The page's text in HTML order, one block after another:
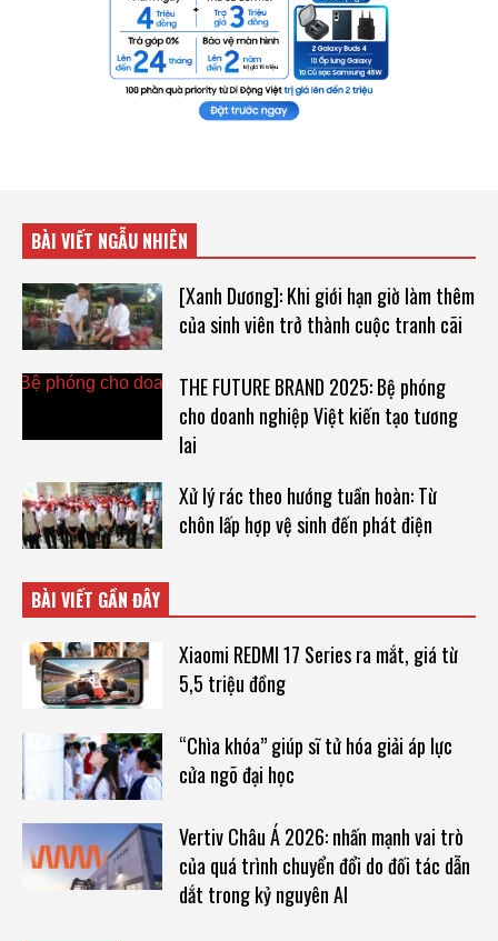
BÀI VIẾT NGẪU NHIÊN
[Xanh Dương]: Khi giới hạn giờ làm thêm
của sinh viên trở thành cuộc tranh cãi
THE FUTURE BRAND 2025: Bệ phóng
cho doanh nghiệp Việt kiến tạo tương
lai
Xử lý rác theo hướng tuần hoàn: Từ
chôn lấp hợp vệ sinh đến phát điện
BÀI VIẾT GẦN ĐÂY
Xiaomi REDMI 17 Series ra mắt, giá từ
5,5 triệu đồng
“Chìa khóa” giúp sĩ tử hóa giải áp lực
cửa ngõ đại học
Vertiv Châu Á 2026: nhấn mạnh vai trò
của quá trình chuyển đổi do đối tác dẫn
dắt trong kỷ nguyên AI